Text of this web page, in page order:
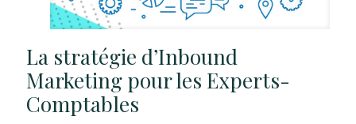
La stratégie d’Inbound
Marketing pour les Experts-
Comptables